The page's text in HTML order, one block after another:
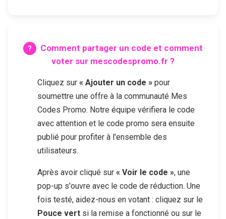
Comment partager un code et comment
voter sur mescodespromo.fr ?
Cliquez sur « Ajouter un code » pour
soumettre une offre à la communauté Mes
Codes Promo. Notre équipe vérifiera le code
avec attention et le code promo sera ensuite
publié pour profiter à l'ensemble des
utilisateurs.
Après avoir cliqué sur « Voir le code », une
pop-up s'ouvre avec le code de réduction. Une
fois testé, aidez-nous en votant : cliquez sur le
Pouce vert si la remise a fonctionné ou sur le